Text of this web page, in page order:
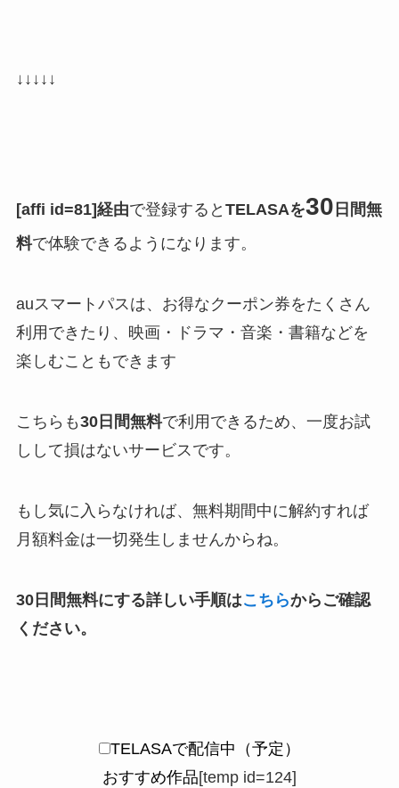
↓↓↓↓↓
[affi id=81]経由で登録すると TELASAを30 日間無
料で体験できるようになります。
auスマートパスは、お得なクーポン券をたくさん
利用できたり、映画・ドラマ・音楽・書籍などを
楽しむこともできます
こちらも30日間無料で利用できるため、一度お試
しして損はないサービスです。
もし気に入らなければ、無料期間中に解約すれば
月額料金は一切発生しませんからね。
30日間無料にする詳しい手順はこちらからご確認
ください。
TELASAで配信中（予定）
おすすめ作品[temp id=124]